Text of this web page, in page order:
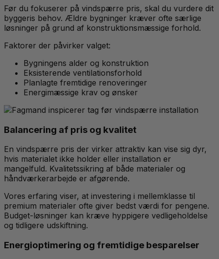
Før du fokuserer på vindspærre pris, skal du vurdere dit
byggeris behov. Ældre bygninger kræver ofte særlige
løsninger på grund af konstruktionsmæssige forhold.
Faktorer der påvirker valget:
Bygningens alder og konstruktion
Eksisterende ventilationsforhold
Planlagte fremtidige renoveringer
Energimæssige krav og ønsker
Balancering af pris og kvalitet
En vindspærre pris der virker attraktiv kan vise sig dyr,
hvis materialet ikke holder eller installation er
mangelfuld. Kvalitetssikring af både materialer og
håndværkerarbejde er afgørende.
Vores erfaring viser, at investering i mellemklasse til
premium materialer ofte giver bedst værdi for pengene.
Budget-løsninger kan kræve hyppigere vedligeholdelse
og tidligere udskiftning.
Energioptimering og fremtidige besparelser